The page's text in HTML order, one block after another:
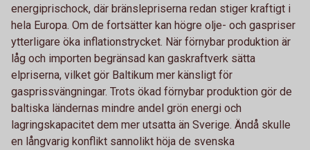
energiprischock, där bränslepriserna redan stiger kraftigt i
hela Europa. Om de fortsätter kan högre olje- och gaspriser
ytterligare öka inflationstrycket. När förnybar produktion är
låg och importen begränsad kan gaskraftverk sätta
elpriserna, vilket gör Baltikum mer känsligt för
gasprissvängningar. Trots ökad förnybar produktion gör de
baltiska ländernas mindre andel grön energi och
lagringskapacitet dem mer utsatta än Sverige. Ändå skulle
en långvarig konflikt sannolikt höja de svenska